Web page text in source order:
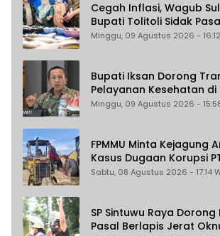
Cegah Inflasi, Wagub
Bupati Tolitoli Sidak
Minggu, 09 Agustus 2026 -
Bupati Iksan Dorong
Pelayanan Kesehatan di
Morowali
Minggu, 09 Agustus 2026 -
FPMMU Minta Kejagung
Kasus Dugaan Korupsi
Morowali Utara
Sabtu, 08 Agustus 2026 - 17:14
SP Sintuwu Raya Dorong
Pasal Berlapis Jerat